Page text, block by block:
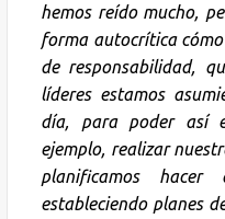
hemos reído mucho,
forma autocrítica
de responsabilidad,
líderes estamos
día, para poder así
ejemplo, realizar
planificamos
estableciendo planes